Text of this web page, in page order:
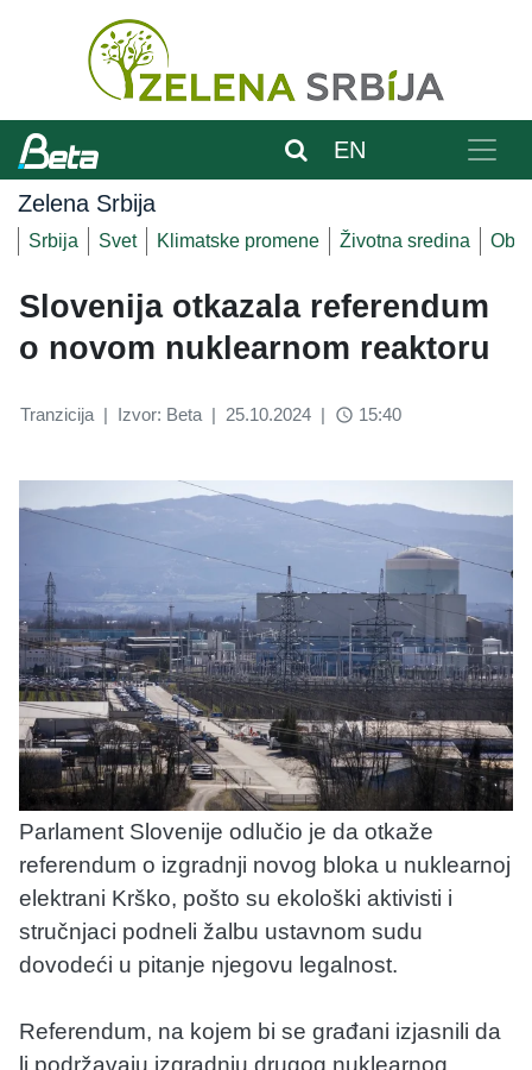
EN
Zelena Srbija
Srbija Svet Klimatske promene Životna sredina
Slovenija otkazala referendum
o novom nuklearnom reaktoru
Tranzicija | Izvor: Beta | 25.10.2024 | access_time 15:40
Parlament Slovenije odlučio je da otkaže
referendum o izgradnji novog bloka u nuklearnoj
elektrani Krško, pošto su ekološki aktivisti i
stručnjaci podneli žalbu ustavnom sudu
dovodeći u pitanje njegovu legalnost.
Referendum, na kojem bi se građani izjasnili da
li podržavaju izgradnju drugog nuklearnog